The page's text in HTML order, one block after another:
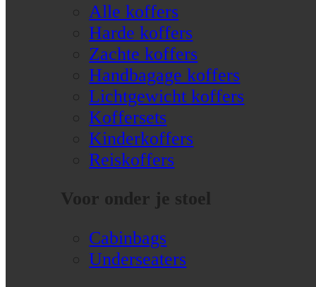
Alle koffers
Harde koffers
Zachte koffers
Handbagage koffers
Lichtgewicht koffers
Koffersets
Kinderkoffers
Reiskoffers
Voor onder je stoel
Cabinbags
Underseaters